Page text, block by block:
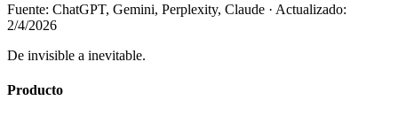
Fuente: ChatGPT, Gemini, Perplexity, Claude · Actualizado:
2/4/2026
De invisible a inevitable.
Producto